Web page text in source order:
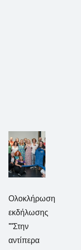
Ολοκλήρωση
εκδήλωσης
'''Στην
αντίπερα